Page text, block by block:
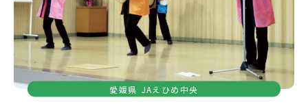
愛媛県 JAえひめ中央